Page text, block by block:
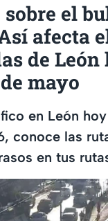
sobre el
afecta
de León
mayo
en León
conoce las
en tus